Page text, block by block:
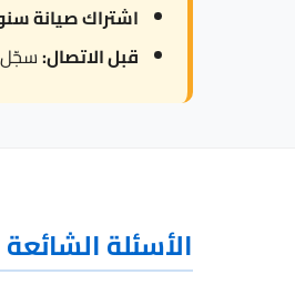
اشتراك صيانة
قبل الاتصال:سجّل
الأسئلة